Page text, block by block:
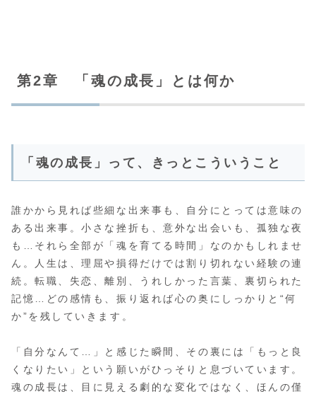
第2章 「魂の成長」とは何か
「魂の成長」って、きっとこういうこと
誰かから見れば些細な出来事も、自分にとっては意味の
ある出来事。小さな挫折も、意外な出会いも、孤独な夜
も…それら全部が「魂を育てる時間」なのかもしれませ
ん。人生は、理屈や損得だけでは割り切れない経験の連
続。転職、失恋、離別、うれしかった言葉、裏切られた
記憶…どの感情も、振り返れば心の奥にしっかりと“何
か”を残していきます。
「自分なんて…」と感じた瞬間、その裏には「もっと良
くなりたい」という願いがひっそりと息づいています。
魂の成長は、目に見える劇的な変化ではなく、ほんの僅